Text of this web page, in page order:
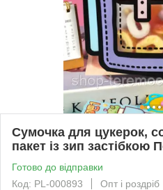
Сумочка для цукерок,
пакет із зип
Готово до відправки
Код: PL-000893
Опт і роздріб